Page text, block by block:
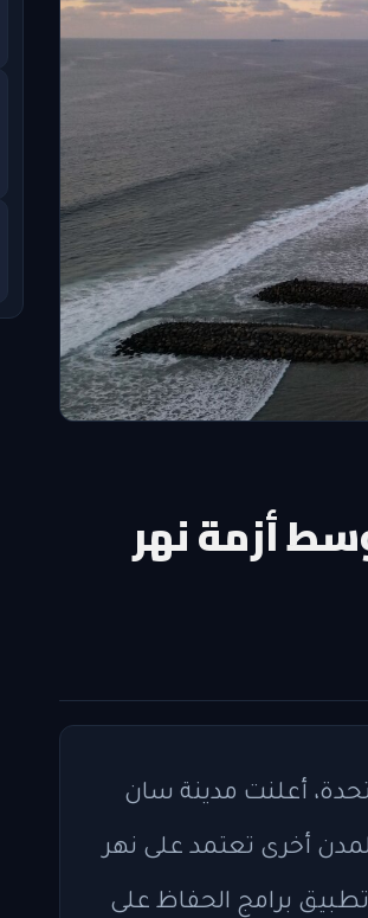
أزمة نهر
أعلنت مدينة سان
أخرى تعتمد على نهر
برامج الحفاظ على